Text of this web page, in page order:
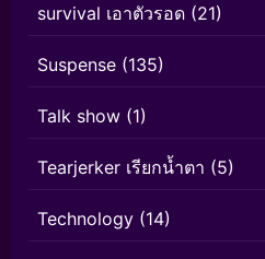
survival เอาตัวรอด (21)
Suspense (135)
Talk show (1)
Tearjerker เรียกน้ำตา (5)
Technology (14)